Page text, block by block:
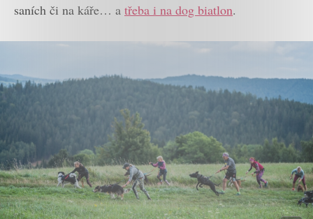
saních či na káře… a třeba i na dog biatlon.